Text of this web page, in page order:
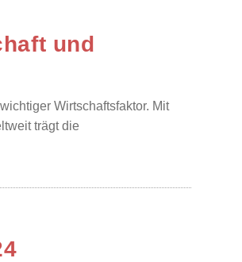
und
Wirtschaftsfaktor. Mit
trägt die